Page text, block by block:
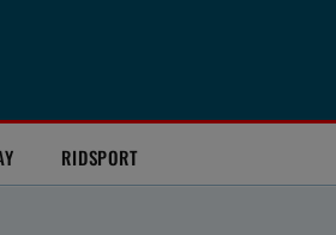
RIDSPORT